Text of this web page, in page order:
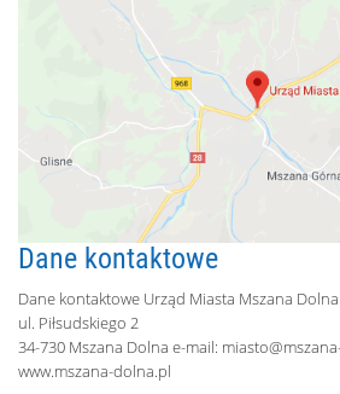
Dane kontaktowe
Dane kontaktowe Urząd Miasta Mszana Dolna
ul. Piłsudskiego 2
34-730 Mszana Dolna e-mail:
www.mszana-dolna.pl